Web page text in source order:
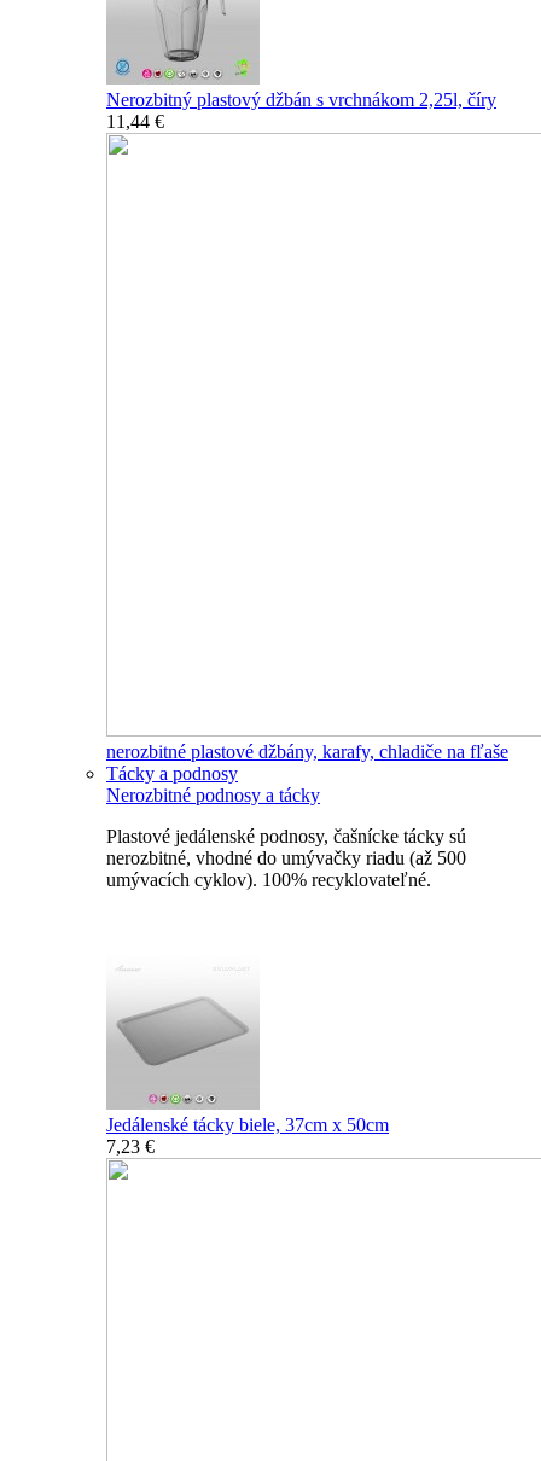
Nerozbitný plastový džbán s vrchnákom 2,25l, číry
11,44 €
nerozbitné plastové džbány, karafy, chladiče na fľaše
Tácky a podnosy
Nerozbitné podnosy a tácky
Plastové jedálenské podnosy, čašnícke tácky sú
nerozbitné, vhodné do umývačky riadu (až 500
umývacích cyklov). 100% recyklovateľné.
Jedálenské tácky biele, 37cm x 50cm
7,23 €